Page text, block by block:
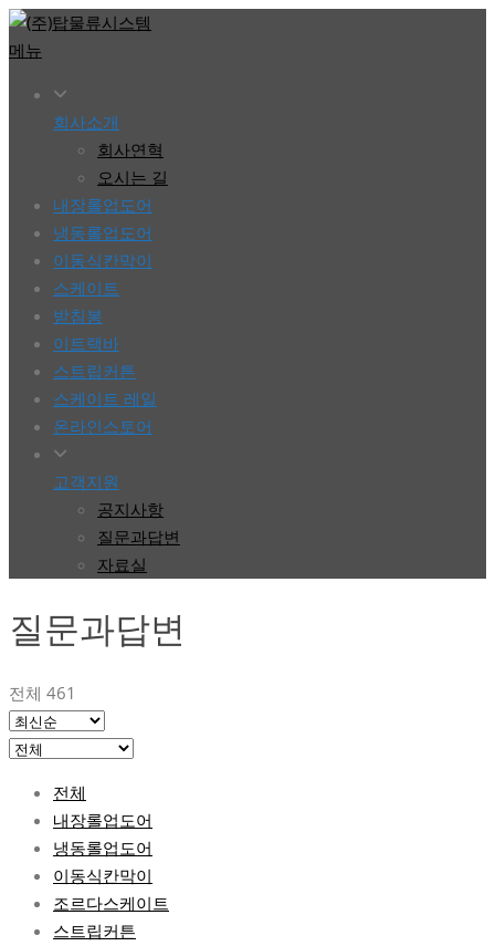
콘
텐
메뉴
회사소개
회사연혁
오시는 길
내장롤업도어
냉동롤업도어
이동식칸막이
스케이트
받침봉
이트랙바
스트립커튼
스케이트 레일
온라인스토어
고객지원
공지사항
질문과답변
자료실
질문과답변
전체 461
전체
내장롤업도어
냉동롤업도어
이동식칸막이
조르다스케이트
스트립커튼